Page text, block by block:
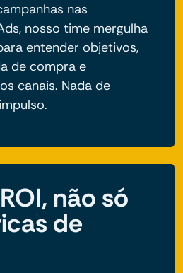
nas
nosso time mergulha
entender objetivos,
de compra e
canais. Nada de
não só
de